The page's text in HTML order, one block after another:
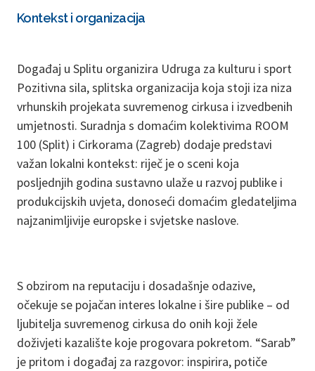
Kontekst i organizacija
Događaj u Splitu organizira Udruga za kulturu i sport
Pozitivna sila, splitska organizacija koja stoji iza niza
vrhunskih projekata suvremenog cirkusa i izvedbenih
umjetnosti. Suradnja s domaćim kolektivima ROOM
100 (Split) i Cirkorama (Zagreb) dodaje predstavi
važan lokalni kontekst: riječ je o sceni koja
posljednjih godina sustavno ulaže u razvoj publike i
produkcijskih uvjeta, donoseći domaćim gledateljima
najzanimljivije europske i svjetske naslove.
S obzirom na reputaciju i dosadašnje odazive,
očekuje se pojačan interes lokalne i šire publike – od
ljubitelja suvremenog cirkusa do onih koji žele
doživjeti kazalište koje progovara pokretom. “Sarab”
je pritom i događaj za razgovor: inspirira, potiče